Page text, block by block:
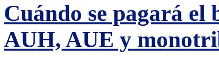
Cuándo se pagará el
AUH, AUE y